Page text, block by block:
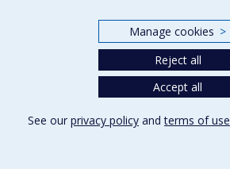
Manage cookies >
Reject all
Accept all
See our privacy policy andterms of use